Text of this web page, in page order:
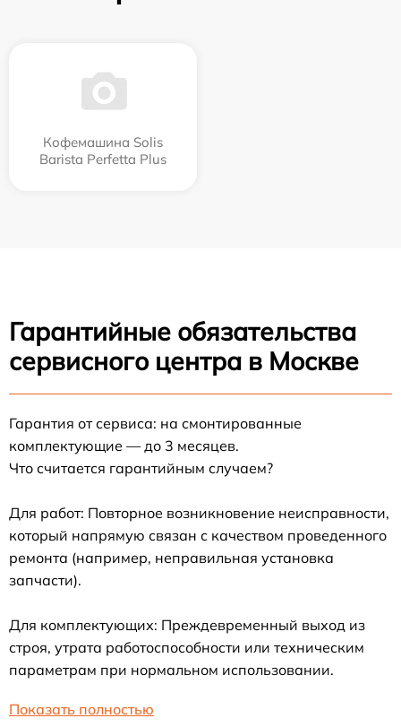
Кофемашина Solis
Barista Perfetta Plus
Гарантийные обязательства
сервисного центра в Москве
Гарантия от сервиса: на смонтированные
комплектующие — до 3 месяцев.
Что считается гарантийным случаем?
Для работ: Повторное возникновение неисправности,
который напрямую связан с качеством проведенного
ремонта (например, неправильная установка
запчасти).
Для комплектующих: Преждевременный выход из
строя, утрата работоспособности или техническим
параметрам при нормальном использовании.
Показать полностью